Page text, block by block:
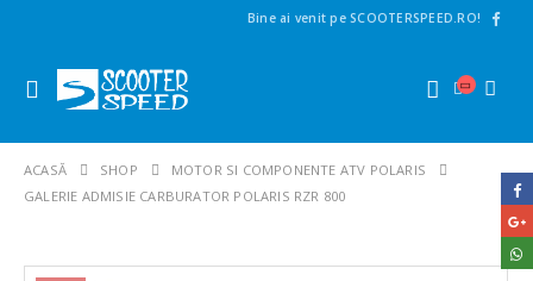
Bine ai venit pe SCOOTERSPEED.RO!
ACASĂ SHOP
MOTOR SI COMPONENTE ATV POLARIS
GALERIE ADMISIE CARBURATOR POLARIS RZR 800